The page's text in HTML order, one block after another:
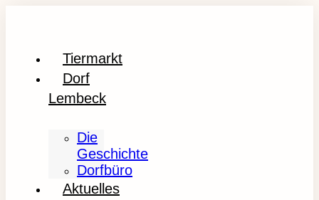
Tiermarkt
Dorf
Lembeck
Die
Geschichte
Dorfbüro
Aktuelles